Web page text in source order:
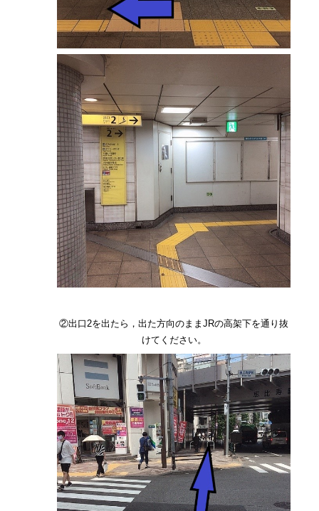
②出口2を出たら，出た方向のままJRの高架下を通り抜
けてください。